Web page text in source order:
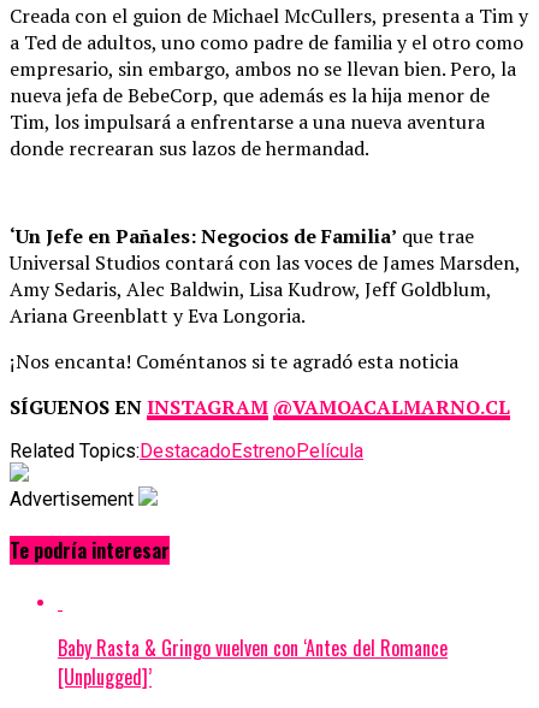
Creada con el guion de Michael McCullers, presenta a Tim y
a Ted de adultos, uno como padre de familia y el otro como
empresario, sin embargo, ambos no se llevan bien. Pero, la
nueva jefa de BebeCorp, que además es la hija menor de
Tim, los impulsará a enfrentarse a una nueva aventura
donde recrearan sus lazos de hermandad.
‘Un Jefe en Pañales: Negocios de Familia’ que trae
Universal Studios contará con las voces de James Marsden,
Amy Sedaris, Alec Baldwin, Lisa Kudrow, Jeff Goldblum,
Ariana Greenblatt y Eva Longoria.
¡Nos encanta! Coméntanos si te agradó esta noticia
SÍGUENOS ENINSTAGRAM @VAMOACALMARNO.CL
Related Topics:DestacadoEstrenoPelícula
Advertisement
Te podría interesar
Baby Rasta & Gringo vuelven con ‘Antes del Romance
[Unplugged]’